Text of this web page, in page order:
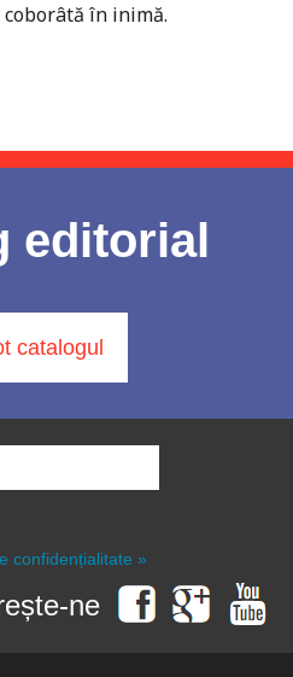
în inimă.
editorial
catalogul
confidențialitate »
ne